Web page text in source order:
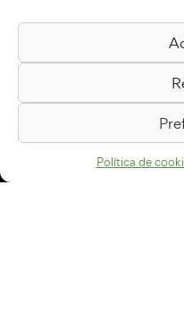
Política de
Biblioteca Pilarin
Passeig de la
08500 Vic